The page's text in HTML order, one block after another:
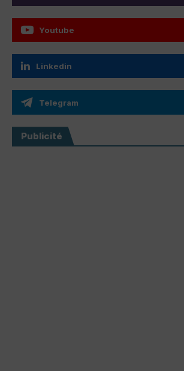
Youtube
Linkedin
Telegram
Publicité